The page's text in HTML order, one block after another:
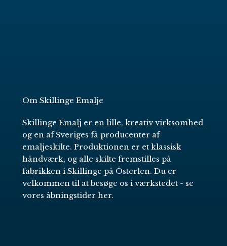
Om Skillinge Emalje
Skillinge Emalj er en lille, kreativ virksomhed
og en af Sveriges få producenter af
emaljeskilte. Produktionen er et klassisk
håndværk, og alle skilte fremstilles på
fabrikken i Skillinge på Österlen. Du er
velkommen til at besøge os i værkstedet - se
vores åbningstider her.